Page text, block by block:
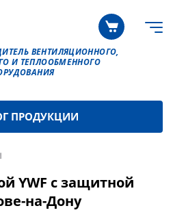
ВЕНТИЛЯЦИОННОГО,
И ТЕПЛООБМЕННОГО
ПРОДУКЦИИ
YWF с защитной
на-Дону